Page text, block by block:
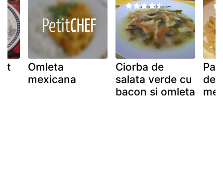
Omleta
mexicana
Ciorba de
salata verde cu
bacon si omleta
de